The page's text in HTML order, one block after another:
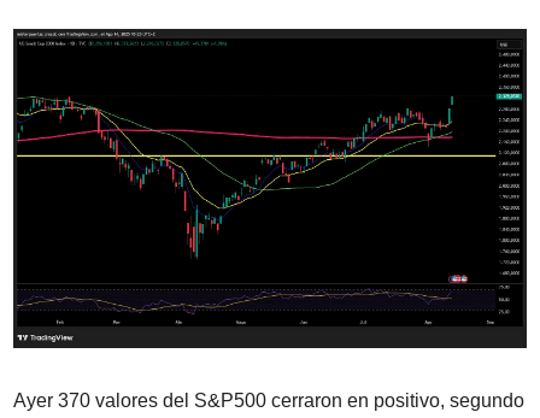
Ayer 370 valores del S&P500 cerraron en positivo, segundo